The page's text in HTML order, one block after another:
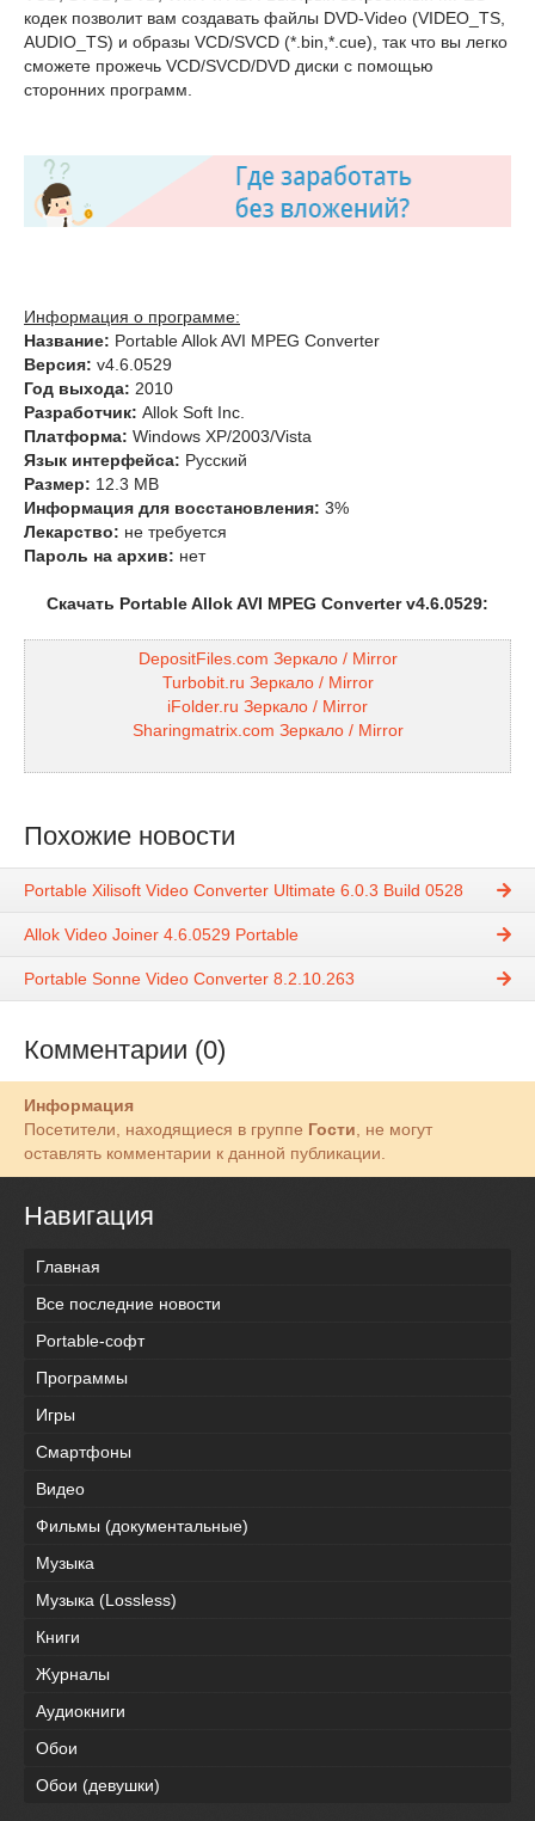
кодек позволит вам создавать файлы DVD-Video (VIDEO_TS,
AUDIO_TS) и образы VCD/SVCD (*.bin,*.cue), так что вы легко
сможете прожечь VCD/SVCD/DVD диски с помощью
сторонних программ.
Информация о программе:
Название: Portable Allok AVI MPEG Converter
Версия: v4.6.0529
Год выхода: 2010
Разработчик: Allok Soft Inc.
Платформа: Windows XP/2003/Vista
Язык интерфейса: Русский
Размер: 12.3 MB
Информация для восстановления: 3%
Лекарство: не требуется
Пароль на архив: нет
Скачать Portable Allok AVI MPEG Converter v4.6.0529:
DepositFiles.com Зеркало / Mirror
Turbobit.ru Зеркало / Mirror
iFolder.ru Зеркало / Mirror
Sharingmatrix.com Зеркало / Mirror
Похожие новости
Portable Xilisoft Video Converter Ultimate 6.0.3 Build 0528
Allok Video Joiner 4.6.0529 Portable
Portable Sonne Video Converter 8.2.10.263
Комментарии (0)
Информация
Посетители, находящиеся в группе Гости, не могут
оставлять комментарии к данной публикации.
Навигация
Главная
Все последние новости
Portable-софт
Программы
Игры
Смартфоны
Видео
Фильмы (документальные)
Музыка
Музыка (Lossless)
Книги
Журналы
Аудиокниги
Обои
Обои (девушки)